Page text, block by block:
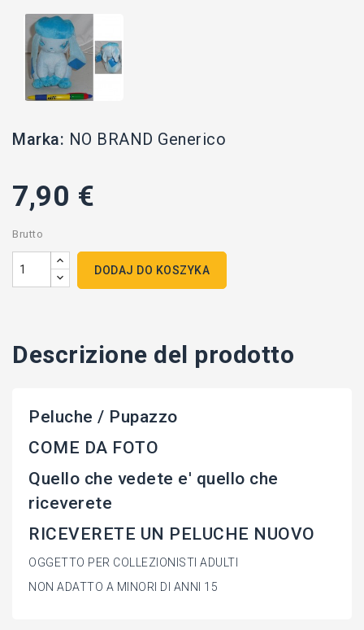
Marka: NO BRAND Generico
7,90 €
Brutto
DODAJ DO KOSZYKA
Descrizione del prodotto
Peluche / Pupazzo
COME DA FOTO
Quello che vedete e' quello che
riceverete
RICEVERETE UN PELUCHE NUOVO
OGGETTO PER COLLEZIONISTI ADULTI
NON ADATTO A MINORI DI ANNI 15